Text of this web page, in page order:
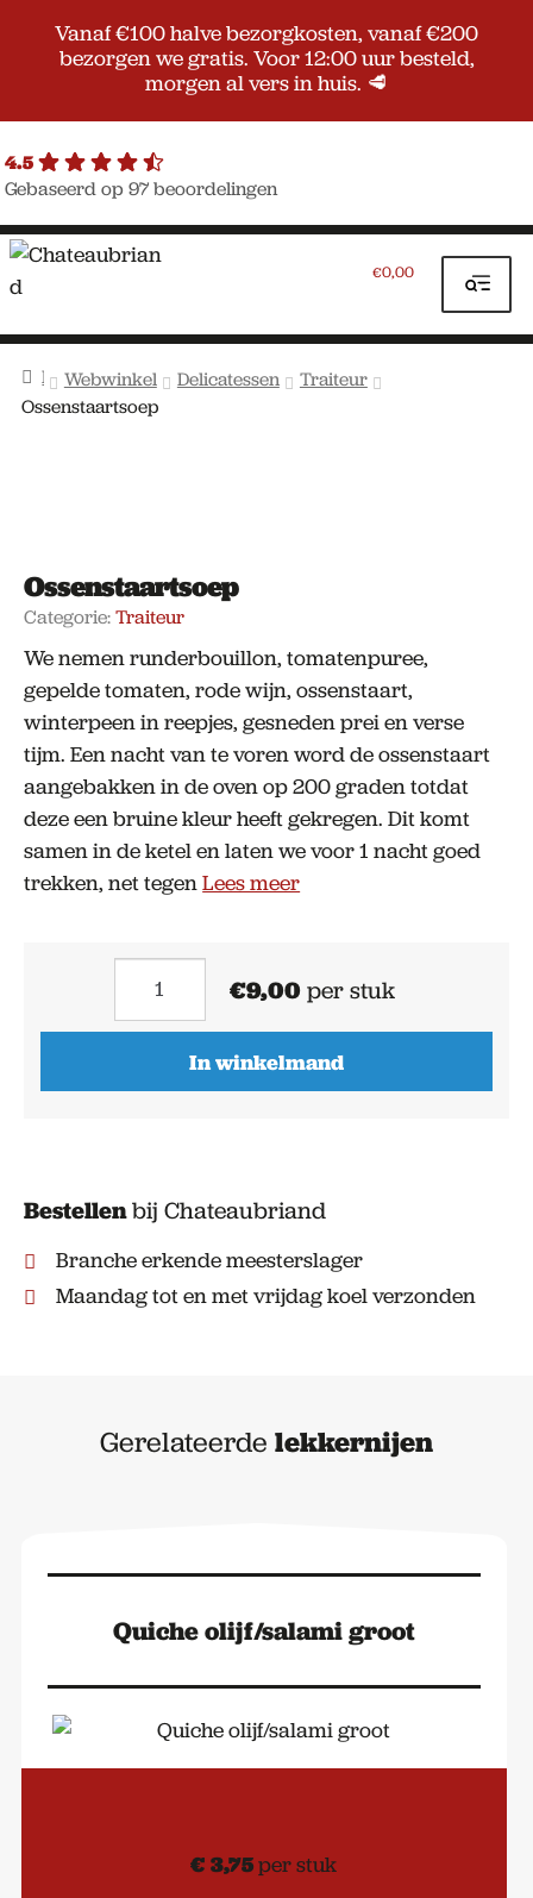
Vanaf €100 halve bezorgkosten, vanaf €200
bezorgen we gratis. Voor 12:00 uur besteld,
morgen al vers in huis. 🥩
4.5
Gebaseerd op 97 beoordelingen
Ga
door
naar
navigatie
Ga
naar
de
inhoud
€0,00
Home
Webwinkel Delicatessen
Traiteur
Ossenstaartsoep
Categorie:Traiteur
Ossenstaartsoep
We nemen runderbouillon, tomatenpuree,
gepelde tomaten, rode wijn, ossenstaart,
winterpeen in reepjes, gesneden prei en verse
tijm. Een nacht van te voren word de ossenstaart
aangebakken in de oven op 200 graden totdat
deze een bruine kleur heeft gekregen. Dit komt
samen in de ketel en laten we voor 1 nacht goed
trekken, net tegenLees meer
€9,00per stuk
aantal
In winkelmand
Bestellenbij Chateaubriand
Branche erkende meesterslager
Maandag tot en met vrijdag koel verzonden
Gerelateerde lekkernijen
Quiche olijf/salami groot
€ 3,75per stuk